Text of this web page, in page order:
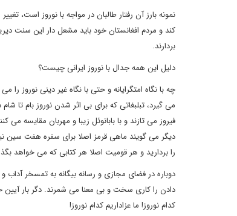
نمونه بارز آن رفتار طالبان در مواجه با نوروز
کند و مردم افغانستان خود باید مشعل دار این سنت
بردارند.
دلیل این همه جدال با نوروز ایرانی چیست؟
چه با نگاه امتگرایانه و حتی با نگاه غیر دینی نوروز
می گیرد، تبلبغاتی که برای بی اثر شدن نوروز بام
فیروز می تازند و با بابانوئل زیبا و مهربان مقایسه
دیگر می گویند ماهی قرمز اصلا برای سفره هفت سین
را بردارید و هر قومیت اصلا هر کتابی که می خواهد
دوباره در فضای مجازی و رسانه بیگانه به تمسخر
دادن را کاری سخت و بی معنا می شمرند. دگر بار آیین
کدام نوروز! ما عزاداریم کدام نوروز!